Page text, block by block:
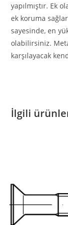
yapılmıştır. Ek
ek koruma
sayesinde, en
olabilirsiniz.
karşılayacak
İlgili